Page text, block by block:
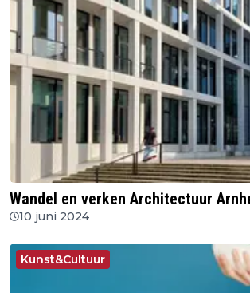
Wandel en verken Architectuur
10 juni 2024
Kunst&Cultuur